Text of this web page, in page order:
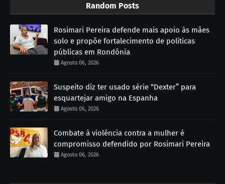
Random Posts
Rosimari Pereira defende mais apoio às mães
solo e propõe fortalecimento de políticas
públicas em Rondônia
Agosto 06, 2026
Suspeito diz ter usado série “Dexter” para
esquartejar amigo na Espanha
Agosto 06, 2026
Combate à violência contra a mulher é
compromisso defendido por Rosimari Pereira
Agosto 06, 2026